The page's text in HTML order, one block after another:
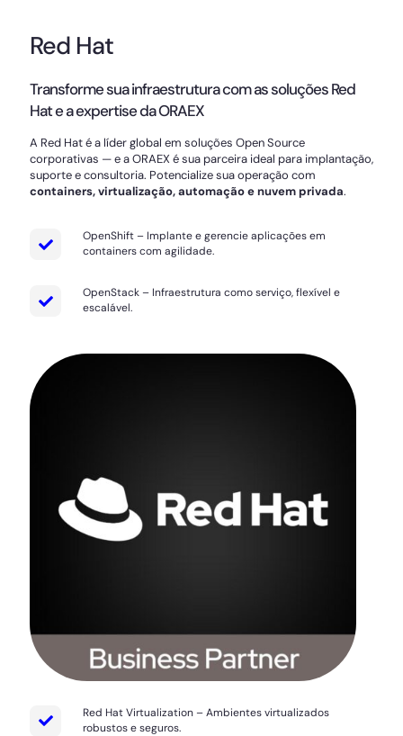
Red Hat
Transforme sua infraestrutura com as soluções Red
Hat e a expertise da ORAEX
A Red Hat é a líder global em soluções Open Source
corporativas — e a ORAEX é sua parceira ideal para implantação,
suporte e consultoria. Potencialize sua operação com
containers, virtualização, automação e nuvem privada.
OpenShift – Implante e gerencie aplicações em
containers com agilidade.
OpenStack – Infraestrutura como serviço, flexível e
escalável.
Red Hat Virtualization – Ambientes virtualizados
robustos e seguros.